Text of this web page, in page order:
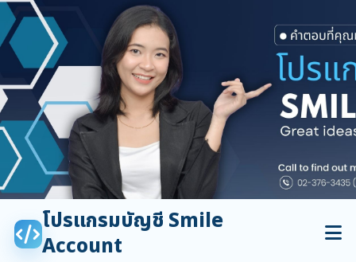
โปรแกรมบัญชี Smile
Account